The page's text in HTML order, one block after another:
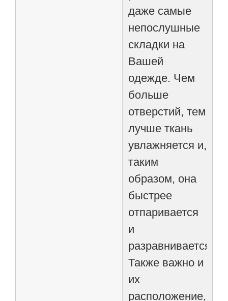
даже самые
непослушные
складки на
Вашей
одежде. Чем
больше
отверстий, тем
лучше ткань
увлажняется и,
таким
образом, она
быстрее
отпаривается
и
разравнивается.
Также важно и
их
расположение,